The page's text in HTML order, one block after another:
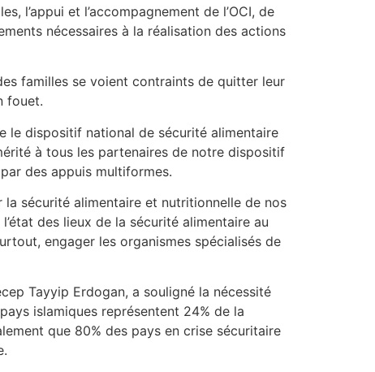
l’appui et l’accompagnement de l’OCI, de
nécessaires à la réalisation des actions
familles se voient contraints de quitter leur
fouet.
le dispositif national de sécurité alimentaire
à tous les partenaires de notre dispositif
des appuis multiformes.
la sécurité alimentaire et nutritionnelle de nos
des lieux de la sécurité alimentaire au
engager les organismes spécialisés de
Tayyip Erdogan, a souligné la nécessité
islamiques représentent 24% de la
que 80% des pays en crise sécuritaire